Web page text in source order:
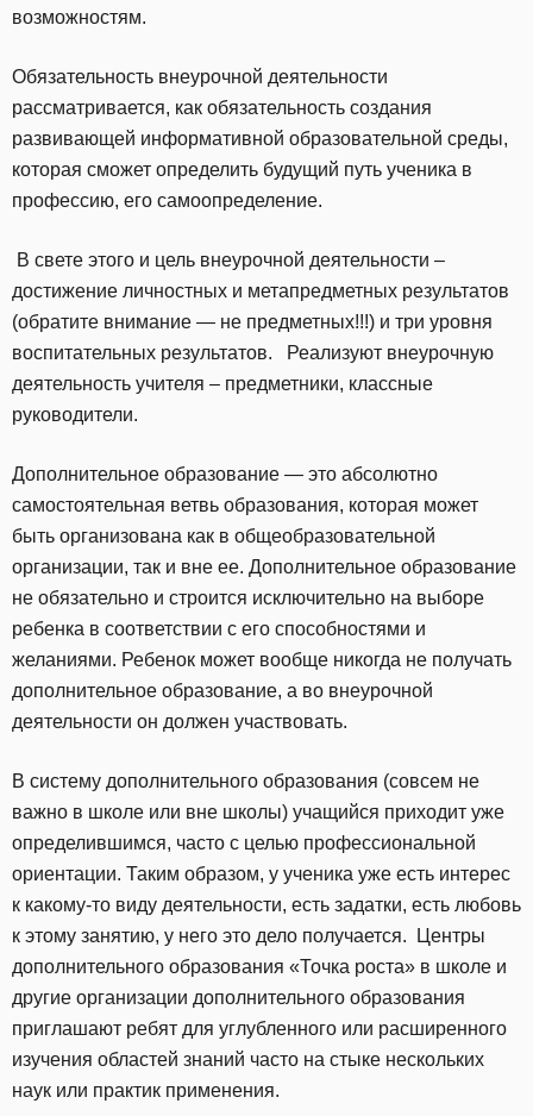
возможностям.
Обязательность внеурочной деятельности
рассматривается, как обязательность создания
развивающей информативной образовательной среды,
которая сможет определить будущий путь ученика в
профессию, его самоопределение.
В свете этого и цель внеурочной деятельности –
достижение личностных и метапредметных результатов
(обратите внимание — не предметных!!!) и три уровня
воспитательных результатов. Реализуют внеурочную
деятельность учителя – предметники, классные
руководители.
Дополнительное образование — это абсолютно
самостоятельная ветвь образования, которая может
быть организована как в общеобразовательной
организации, так и вне ее. Дополнительное образование
не обязательно и строится исключительно на выборе
ребенка в соответствии с его способностями и
желаниями. Ребенок может вообще никогда не получать
дополнительное образование, а во внеурочной
деятельности он должен участвовать.
В систему дополнительного образования (совсем не
важно в школе или вне школы) учащийся приходит уже
определившимся, часто с целью профессиональной
ориентации. Таким образом, у ученика уже есть интерес
к какому-то виду деятельности, есть задатки, есть любовь
к этому занятию, у него это дело получается. Центры
дополнительного образования «Точка роста» в школе и
другие организации дополнительного образования
приглашают ребят для углубленного или расширенного
изучения областей знаний часто на стыке нескольких
наук или практик применения.